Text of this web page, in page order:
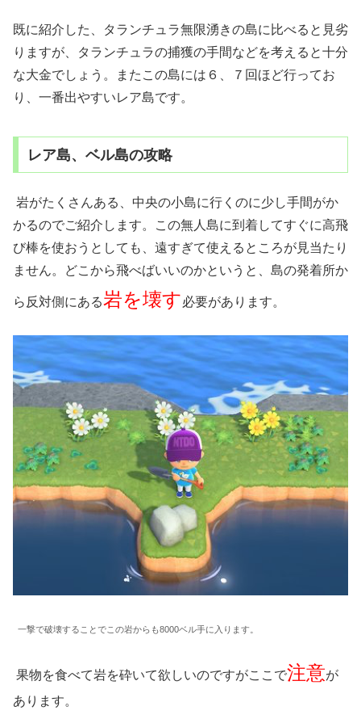
既に紹介した、タランチュラ無限湧きの島に比べると見劣
りますが、タランチュラの捕獲の手間などを考えると十分
な大金でしょう。またこの島には６、７回ほど行ってお
り、一番出やすいレア島です。
レア島、ベル島の攻略
岩がたくさんある、中央の小島に行くのに少し手間がか
かるのでご紹介します。この無人島に到着してすぐに高飛
び棒を使おうとしても、遠すぎて使えるところが見当たり
ません。どこから飛べばいいのかというと、島の発着所か
ら反対側にある岩を壊す必要があります。
一撃で破壊することでこの岩からも8000ベル手に入ります。
果物を食べて岩を砕いて欲しいのですがここで注意が
あります。